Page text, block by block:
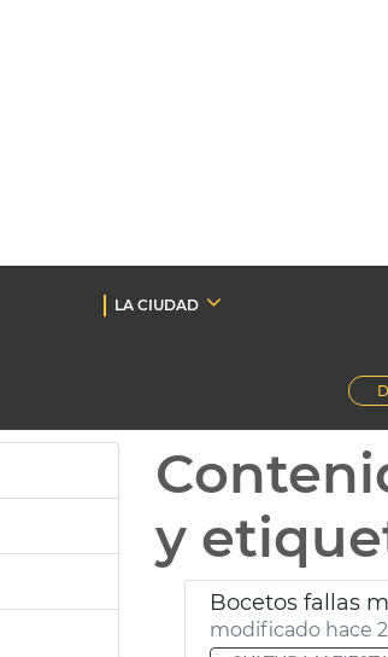
LA CIUDAD
y
Bocetos fallas
modificado hace